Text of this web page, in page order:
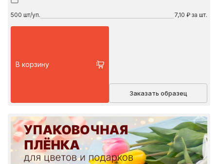
500 шт/уп. 7,10 ₽ за шт.
В корзину
Заказать образец